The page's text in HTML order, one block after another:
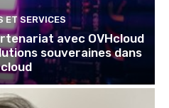
ET SERVICES
avec OVHcloud
souveraines dans